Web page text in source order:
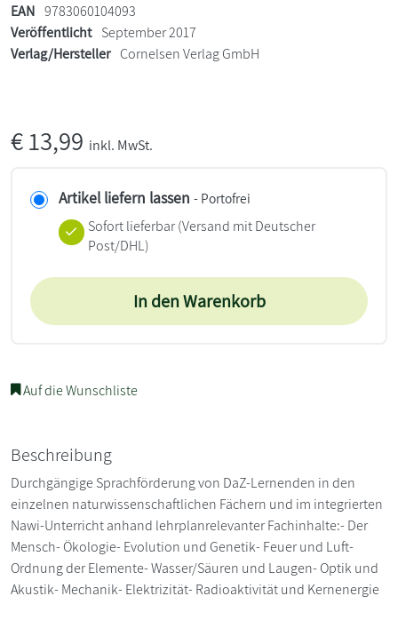
EAN 9783060104093
Veröffentlicht September 2017
Verlag/Hersteller Cornelsen Verlag GmbH
€13,99 inkl. MwSt.
Artikel liefern lassen - Portofrei
Sofort lieferbar(Versand mit Deutscher
Post/DHL)
In den Warenkorb
Auf die Wunschliste
Beschreibung
Durchgängige Sprachförderung von DaZ-Lernenden in den
einzelnen naturwissenschaftlichen Fächern und im integrierten
Nawi-Unterricht anhand lehrplanrelevanter Fachinhalte:- Der
Mensch- Ökologie- Evolution und Genetik- Feuer und Luft-
Ordnung der Elemente- Wasser/Säuren und Laugen- Optik und
Akustik- Mechanik- Elektrizität- Radioaktivität und Kernenergie